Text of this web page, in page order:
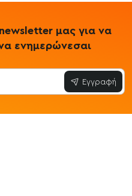
μας για να
ενημερώνεσαι
Εγγραφή